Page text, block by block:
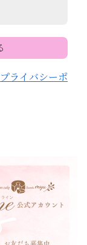
プライバシーポ